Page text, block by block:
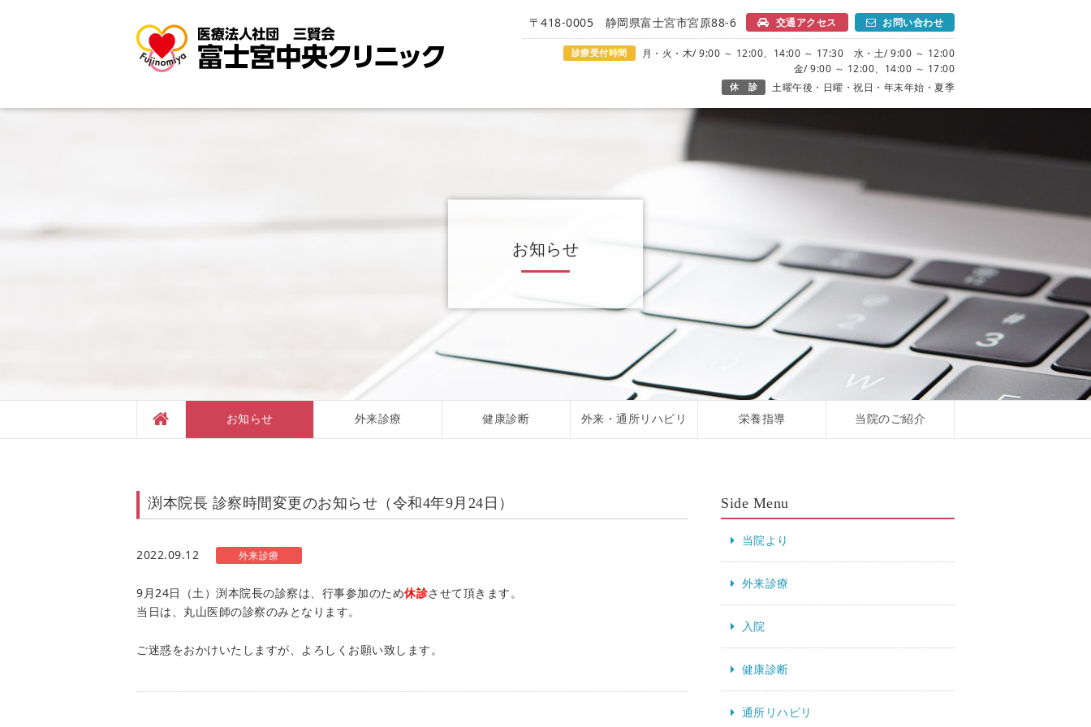
〒418-0005 静岡県富士宮市宮原88-6 交通アクセス お問い合わせ
診療受付時間
月・火・木/ 9:00 ～ 12:00、14:00 ～ 17:30 水・土/ 9:00 ～ 12:00
金/ 9:00 ～ 12:00、14:00 ～ 17:00
休 診 土曜午後・日曜・祝日・年末年始・夏季
お知らせ
お知らせ 外来診療 健康診断 外来・通所リハビリ 栄養指導 当院のご紹介
渕本院長 診察時間変更のお知らせ（令和4年9月24日）
2022.09.12 外来診療
9月24日（土）渕本院長の診察は、行事参加のため休診させて頂きます。
当日は、丸山医師の診察のみとなります。
ご迷惑をおかけいたしますが、よろしくお願い致します。
Side Menu
当院より
外来診療
入院
健康診断
通所リハビリ